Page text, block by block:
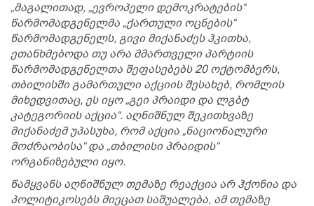
„მაგალითად, „ევროპელი დემოკრატების“
წარმომადგენელმა „ქართული ოცნების“
წარმომადგენელს, გივი მიქანაძეს ჰკითხა,
ეთანხმებოდა თუ არა მმართველი პარტიის
წარმომადგენელთა შეფასებებს 20 ოქტომბერს,
თბილისში გამართული აქციის შესახებ, რომლის
მიხედვითაც, ეს იყო „გეი პრაიდი და ლგბტ
კატეგორიის აქცია“. აღნიშნულ შეკითხვაზე
მიქანაძემ უპასუხა, რომ აქცია „ნაციონალური
მოძრაობისა“ და „თბილისი პრაიდის“
ორგანიზებული იყო.
წამყვანს აღნიშნულ თემაზე რეაქცია არ ჰქონია და
პოლიტიკოსებს მიეცათ საშუალება, ამ თემაზე